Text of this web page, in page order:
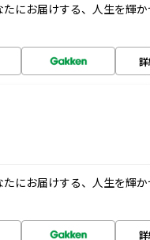
にお届けする、人生を輝か
にお届けする、人生を輝